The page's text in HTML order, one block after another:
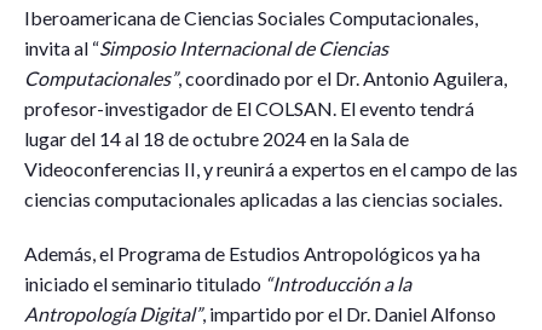
Iberoamericana de Ciencias Sociales Computacionales,
invita al “Simposio Internacional de Ciencias
Computacionales”, coordinado por el Dr. Antonio Aguilera,
profesor-investigador de El COLSAN. El evento tendrá
lugar del 14 al 18 de octubre 2024 en la Sala de
Videoconferencias II, y reunirá a expertos en el campo de las
ciencias computacionales aplicadas a las ciencias sociales.
Además, el Programa de Estudios Antropológicos ya ha
iniciado el seminario titulado “Introducción a la
Antropología Digital”, impartido por el Dr. Daniel Alfonso